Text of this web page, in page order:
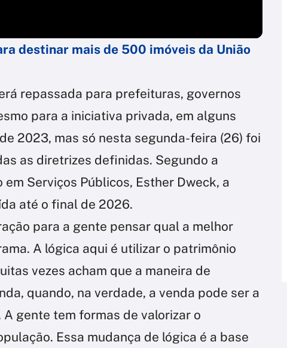
destinar mais de 500 imóveis da União
repassada para prefeituras, governos
para a iniciativa privada, em alguns
2023, mas só nesta segunda-feira (26) foi
as diretrizes definidas. Segundo a
Serviços Públicos, Esther Dweck, a
até o final de 2026.
para a gente pensar qual a melhor
A lógica aqui é utilizar o patrimônio
vezes acham que a maneira de
quando, na verdade, a venda pode ser a
gente tem formas de valorizar o
Essa mudança de lógica é a base